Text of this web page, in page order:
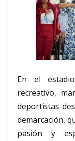
En el
recreativo,
deportistas
demarcación,
pasión y